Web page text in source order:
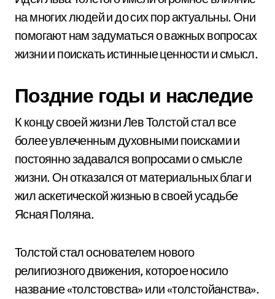
на многих людей и до сих пор актуальны. Они
помогают нам задуматься о важных вопросах
жизни и поискать истинные ценности и смысл.
Поздние годы и наследие
К концу своей жизни Лев Толстой стал все
более увлеченным духовными поисками и
постоянно задавался вопросами о смысле
жизни. Он отказался от материальных благ и
жил аскетической жизнью в своей усадьбе
Ясная Поляна.
Толстой стал основателем нового
религиозного движения, которое носило
название «толстовства» или «толстойанства».